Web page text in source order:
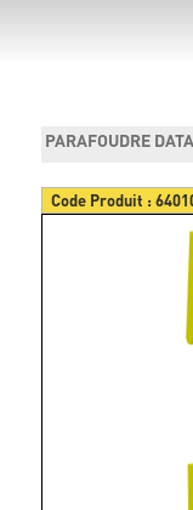
PARAFOUDRE
Code Produit :